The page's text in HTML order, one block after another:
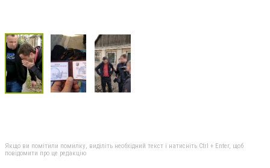
Якщо ви помітили помилку, виділіть необхідний текст і натисніть Ctrl + Enter, щоб
повідомити про це редакцію